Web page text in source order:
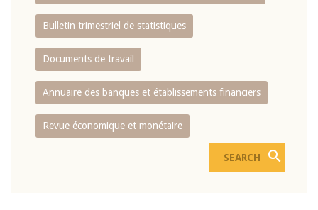
Bulletin trimestriel de statistiques
Documents de travail
Annuaire des banques et établissements financiers
Revue économique et monétaire